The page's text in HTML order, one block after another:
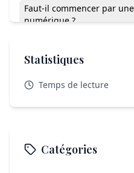
Faut-il commencer par
numérique ?
aiguilles ?
Statistiques
Temps de lecture
Catégories